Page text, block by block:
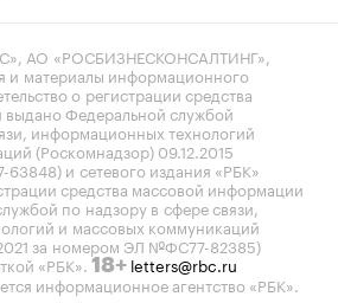
АО «РОСБИЗНЕСКОНСАЛТИНГ»,
и материалы информационного
о регистрации средства
Федеральной службой
информационных технологий
(Роскомнадзор) 09.12.2015
и сетевого издания «РБК»
средства массовой информации
по надзору в сфере связи,
и массовых коммуникаций
за номером ЭЛ №ФС77-82385)
«РБК». 18+ letters@rbc.ru
информационное агентство «РБК».